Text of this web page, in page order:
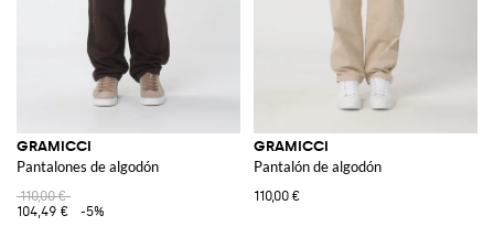
GRAMICCI
Pantalones de algodón
110,00 €
104,49 €
-5%
GRAMICCI
Pantalón de algodón
110,00 €